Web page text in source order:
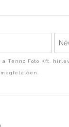
a Tenno Foto Kft.